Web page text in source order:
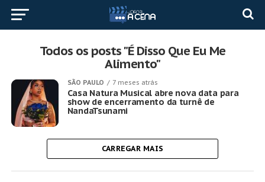
Todos os posts "É Disso Que Eu Me
Alimento"
SÃO PAULO 7 meses atrás
Casa Natura Musical abre nova data para
show de encerramento da turnê de
NandaTsunami
CARREGAR MAIS